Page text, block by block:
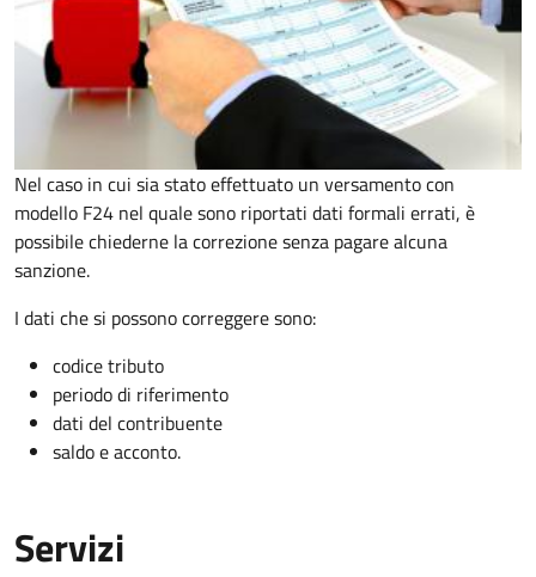
Nel caso in cui sia stato effettuato un versamento con
modello F24 nel quale sono riportati dati formali errati, è
possibile chiederne la correzione senza pagare alcuna
sanzione.
I dati che si possono correggere sono:
codice tributo
periodo di riferimento
dati del contribuente
saldo e acconto.
Servizi